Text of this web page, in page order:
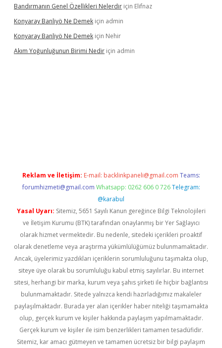
Bandırmanın Genel Özellikleri Nelerdir için Elifnaz
Konyaray Banliyö Ne Demek için admin
Konyaray Banliyö Ne Demek için Nehir
Akım Yoğunluğunun Birimi Nedir için admin
Reklam ve İletişim: E-mail: backlinkpaneli@gmail.com Teams:
forumhizmeti@gmail.com Whatsapp: 0262 606 0 726 Telegram:
@karabul
Yasal Uyarı: Sitemiz, 5651 Sayılı Kanun gereğince Bilgi Teknolojileri
ve İletişim Kurumu (BTK) tarafından onaylanmış bir Yer Sağlayıcı
olarak hizmet vermektedir. Bu nedenle, sitedeki içerikleri proaktif
olarak denetleme veya araştırma yükümlülüğümüz bulunmamaktadır.
Ancak, üyelerimiz yazdıkları içeriklerin sorumluluğunu taşımakta olup,
siteye üye olarak bu sorumluluğu kabul etmiş sayılırlar. Bu internet
sitesi, herhangi bir marka, kurum veya şahıs şirketi ile hiçbir bağlantısı
bulunmamaktadır. Sitede yalnızca kendi hazırladığımız makaleler
paylaşılmaktadır. Burada yer alan içerikler haber niteliği taşımamakta
olup, gerçek kurum ve kişiler hakkında paylaşım yapılmamaktadır.
Gerçek kurum ve kişiler ile isim benzerlikleri tamamen tesadüfidir.
Sitemiz, kar amacı gütmeyen ve tamamen ücretsiz bir bilgi paylaşım